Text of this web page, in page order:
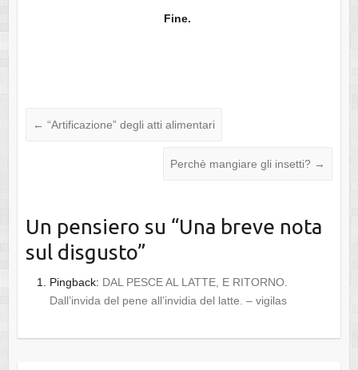
Fine.
← “Artificazione” degli atti alimentari
Perchè mangiare gli insetti? →
Un pensiero su “Una breve nota
sul disgusto”
Pingback: DAL PESCE AL LATTE, E RITORNO.
Dall’invida del pene all’invidia del latte. – vigilas